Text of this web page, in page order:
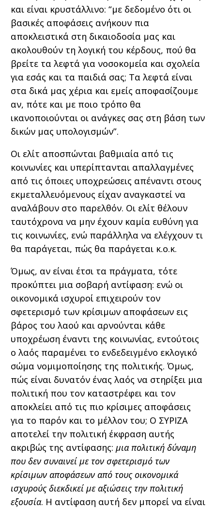
και είναι κρυστάλλινο: “με δεδομένο ότι οι
βασικές αποφάσεις ανήκουν πια
αποκλειστικά στη δικαιοδοσία μας και
ακολουθούν τη λογική του κέρδους, πού θα
βρείτε τα λεφτά για νοσοκομεία και σχολεία
για εσάς και τα παιδιά σας; Τα λεφτά είναι
στα δικά μας χέρια και εμείς αποφασίζουμε
αν, πότε και με ποιο τρόπο θα
ικανοποιούνται οι ανάγκες σας στη βάση των
δικών μας υπολογισμών”.
Οι ελίτ αποσπώνται βαθμιαία από τις
κοινωνίες και υπερίπτανται απαλλαγμένες
από τις όποιες υποχρεώσεις απέναντι στους
εκμεταλλευόμενους είχαν αναγκαστεί να
αναλάβουν στο παρελθόν. Οι ελίτ θέλουν
ταυτόχρονα να μην έχουν καμία ευθύνη για
τις κοινωνίες, ενώ παράλληλα να ελέγχουν τι
θα παράγεται, πώς θα παράγεται κ.ο.κ.
Όμως, αν είναι έτσι τα πράγματα, τότε
προκύπτει μια σοβαρή αντίφαση: ενώ οι
οικονομικά ισχυροί επιχειρούν τον
σφετερισμό των κρίσιμων αποφάσεων εις
βάρος του λαού και αρνούνται κάθε
υποχρέωση έναντι της κοινωνίας, εντούτοις
ο λαός παραμένει το ενδεδειγμένο εκλογικό
σώμα νομιμοποίησης της πολιτικής. Όμως,
πώς είναι δυνατόν ένας λαός να στηρίξει μια
πολιτική που τον καταστρέφει και τον
αποκλείει από τις πιο κρίσιμες αποφάσεις
για το παρόν και το μέλλον του; Ο ΣΥΡΙΖΑ
αποτελεί την πολιτική έκφραση αυτής
ακριβώς της αντίφασης:μια πολιτική δύναμη
που δεν συναινεί με τον σφετερισμό των
κρίσιμων αποφάσεων από τους οικονομικά
ισχυρούς διεκδικεί με αξιώσεις την πολιτική
εξουσία. Η αντίφαση αυτή δεν μπορεί να είναι